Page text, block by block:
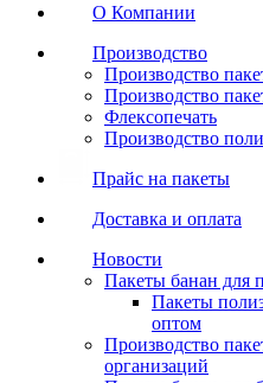
О Компании
Производство
Производство
Производство
Флексопечать
Производство
Прайс на пакеты
Доставка и оплата
Новости
Пакеты банан для
Пакеты
оптом
Производство
организаций